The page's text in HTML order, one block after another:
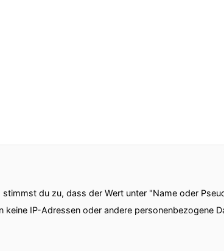
du zu, dass der Wert unter "Name oder
keine IP-Adressen oder andere personenbezogene